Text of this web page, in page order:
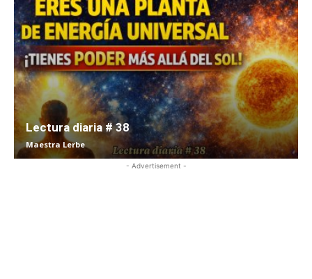
Lectura diaria # 38
Maestra Lerbe
- Advertisement -